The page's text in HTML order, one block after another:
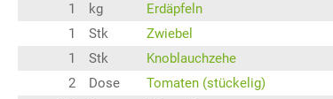
1 kg
Erdäpfeln
1
Stk
Zwiebel
1
Stk
Knoblauchzehe
2
Dose
Tomaten (stückelig)